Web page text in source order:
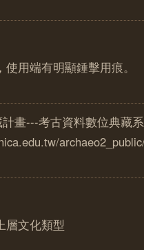
用端有明顯錘擊用痕。
畫---考古資料數位典藏
層文化類型